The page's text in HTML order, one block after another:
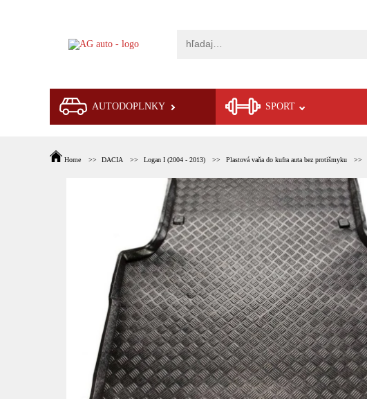
AUTODOPLNKY SPORT
Home DACIA Logan I (2004 - 2013) Plastová vaňa do kufra auta bez protišmyku